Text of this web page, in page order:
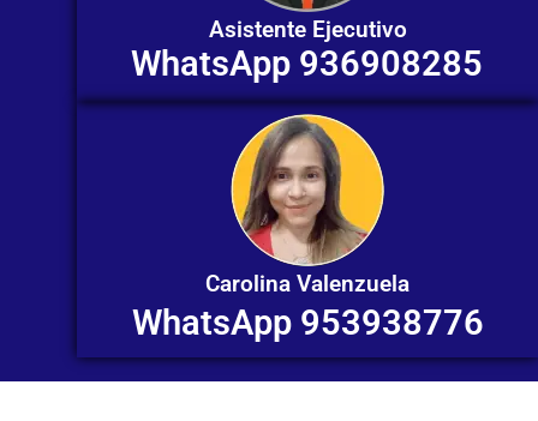
Asistente Ejecutivo
WhatsApp 936908285
Carolina Valenzuela
WhatsApp 953938776